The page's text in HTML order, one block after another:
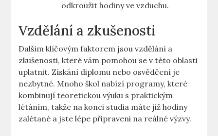
odkroužit hodiny ve vzduchu.
Vzdělání a ⁢zkušenosti
Dalším klíčovým⁢ faktorem jsou⁣ vzdělání a
zkušenosti, které vám pomohou se v této oblasti
uplatnit. Získání diplomu nebo osvědčení je
nezbytné.⁢ Mnoho škol nabízí programy, které
kombinují teoretickou​ výuku s praktickým
létáním, ‌takže na konci⁤ studia máte již hodiny‌
zalétané ‍a jste lépe připraveni na‌ reálné výzvy.